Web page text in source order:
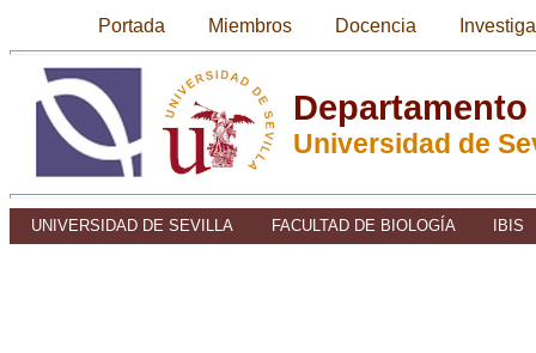
Portada Miembros Docencia
Universidad de
UNIVERSIDAD DE SEVILLA FACULTAD DE BIOLOGÍA IBIS